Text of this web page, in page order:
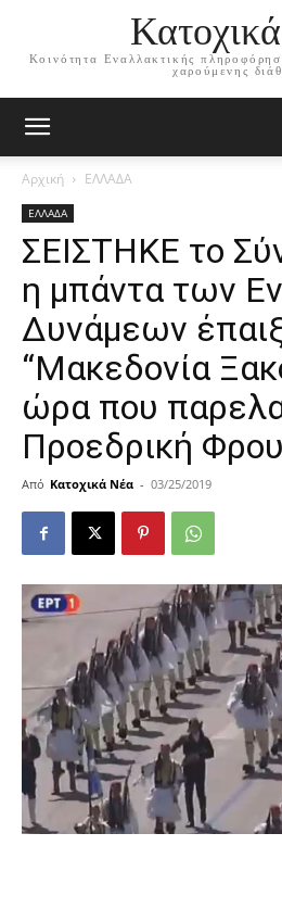
Κοινότητα Εναλλακτικής
χαρούμενης
Αρχική ΕΛΛΑΔΑ
ΕΛΛΑΔΑ
ΣΕΙΣΤΗΚΕ το
η μπάντα των
Δυνάμεων
“Μακεδονία
ώρα που
Προεδρική
Από Κατοχικά Νέα - 03/25/2019